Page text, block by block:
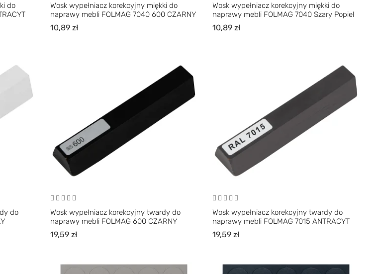
do
Wosk wypełniacz korekcyjny miękki do
naprawy mebli FOLMAG 7040 600 CZARNY
10,89 zł
Wosk wypełniacz korekcyjny miękki do
naprawy mebli FOLMAG 7040 Szary Popiel
10,89 zł
do
Wosk wypełniacz korekcyjny twardy do
naprawy mebli FOLMAG 600 CZARNY
19,59 zł
Wosk wypełniacz korekcyjny twardy do
naprawy mebli FOLMAG 7015 ANTRACYT
19,59 zł